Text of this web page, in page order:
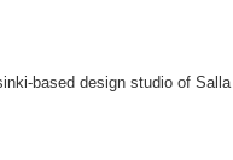
based design studio of Salla